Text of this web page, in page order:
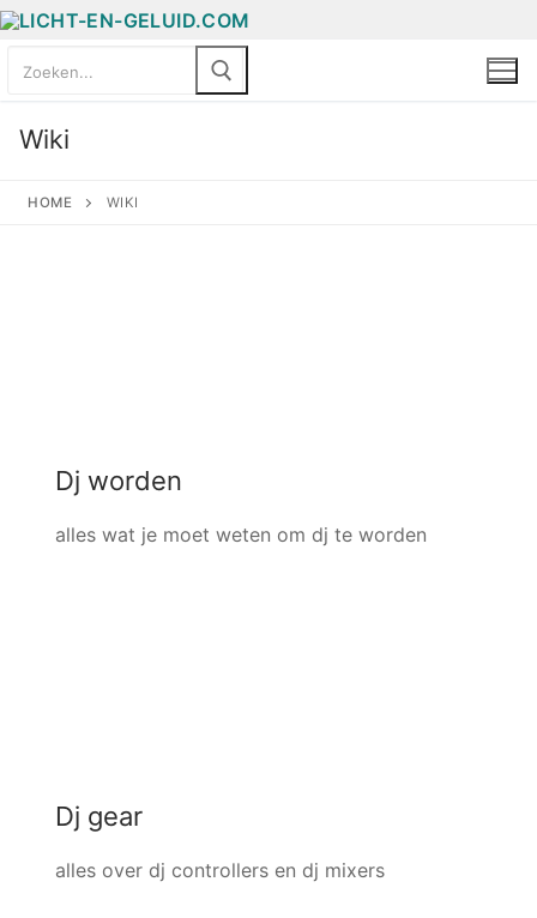
Wiki
HOME WIKI
Dj worden
alles wat je moet weten om dj te worden
Dj gear
alles over dj controllers en dj mixers